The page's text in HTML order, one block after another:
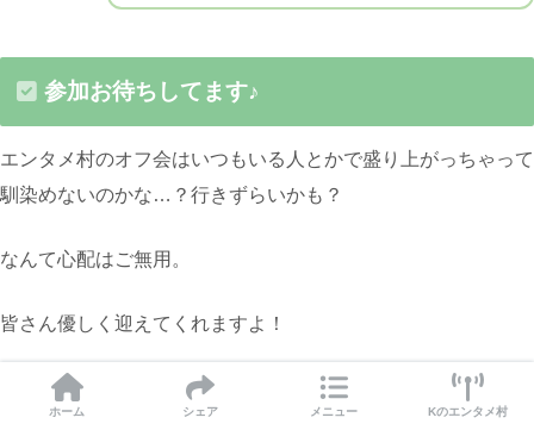
参加お待ちしてます♪
エンタメ村のオフ会はいつもいる人とかで盛り上がっちゃって
馴染めないのかな…？行きずらいかも？
なんて心配はご無用。
皆さん優しく迎えてくれますよ！
興味がある方はぜひお気軽にエンタメ村へ！
ホーム シェア メニュー Kのエンタメ村